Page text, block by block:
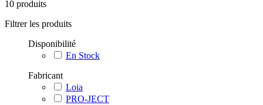
10 produits
Filtrer les produits
Disponibilité
En Stock
Fabricant
Loia
PRO-JECT